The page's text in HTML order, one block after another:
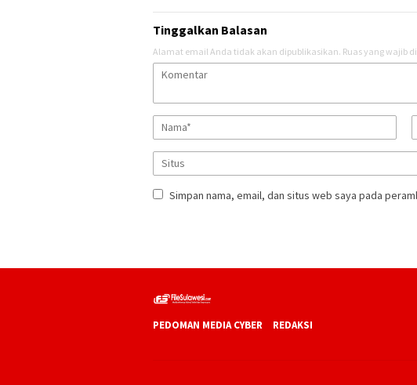
Tinggalkan Balasan
Alamat email Anda tidak akan dipublikasikan. Ruas yang wajib
Simpan nama, email, dan situs web saya pada
PEDOMAN MEDIA CYBER REDAKSI